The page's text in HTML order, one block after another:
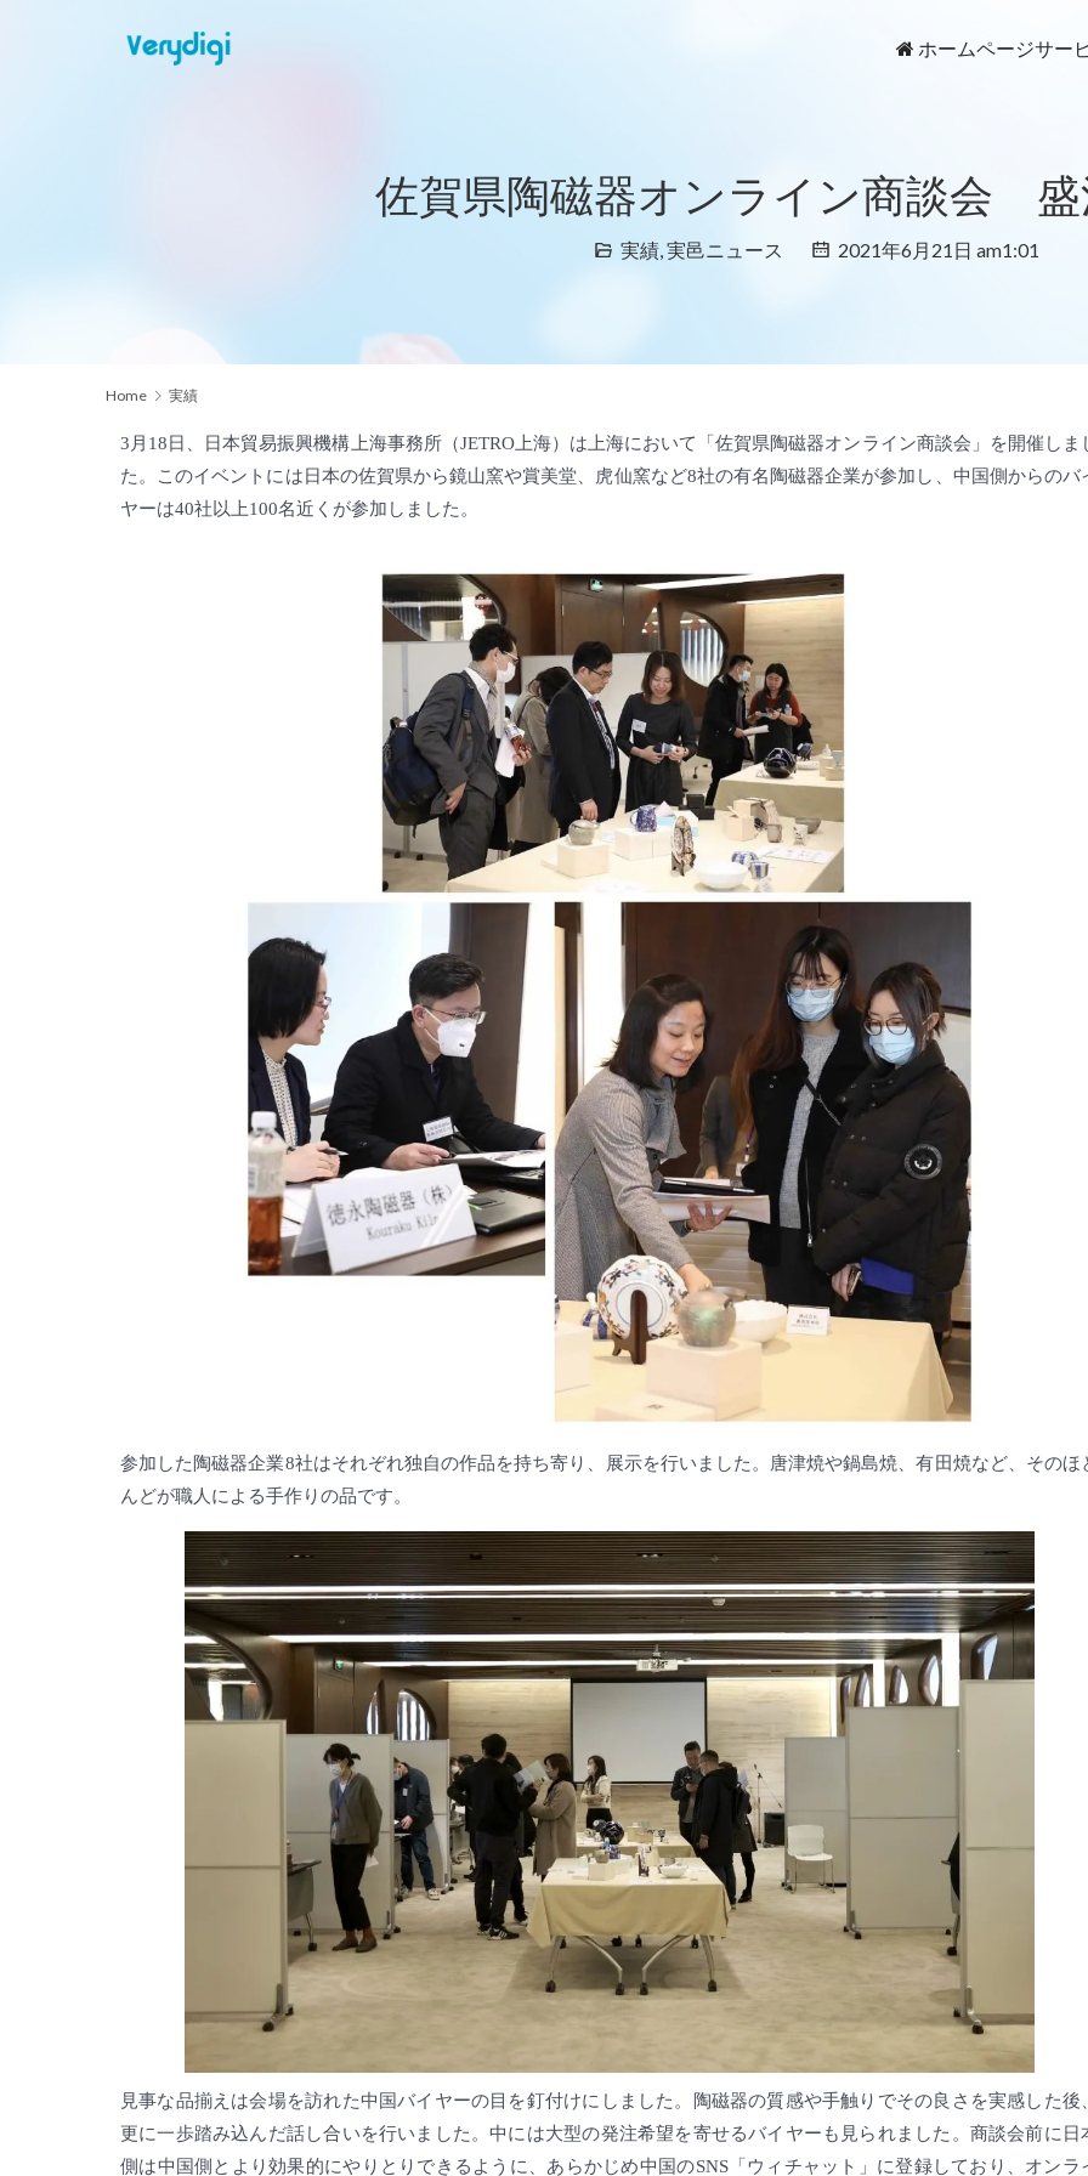
ホームページサー
佐賀県陶磁器オンライン商談会
実績, 実邑ニュース 2021年6月21日 am1:01
Home 実績
3月18日、日本貿易振興機構上海事務所（JETRO上海）は上海において「佐賀県陶磁器オンライン商談会」を開催しま
た。このイベントには日本の佐賀県から鏡山窯や賞美堂、虎仙窯など8社の有名陶磁器企業が参加し、中国側からのバ
ヤーは40社以上100名近くが参加しました。
参加した陶磁器企業8社はそれぞれ独自の作品を持ち寄り、展示を行いました。唐津焼や鍋島焼、有田焼など、そのほ
んどが職人による手作りの品です。
見事な品揃えは会場を訪れた中国バイヤーの目を釘付けにしました。陶磁器の質感や手触りでその良さを実感した後
更に一歩踏み込んだ話し合いを行いました。中には大型の発注希望を寄せるバイヤーも見られました。商談会前に日
側は中国側とより効果的にやりとりできるように、あらかじめ中国のSNS「ウィチャット」に登録しており、オンラ